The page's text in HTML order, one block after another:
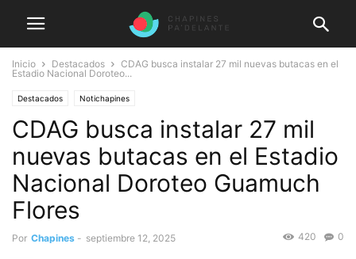
Inicio Destacados
CDAG busca instalar 27 mil nuevas butacas en el
Estadio Nacional Doroteo...
Destacados Notichapines
CDAG busca instalar 27 mil
nuevas butacas en el Estadio
Nacional Doroteo Guamuch
Flores
Por Chapines - septiembre 12, 2025 0
420